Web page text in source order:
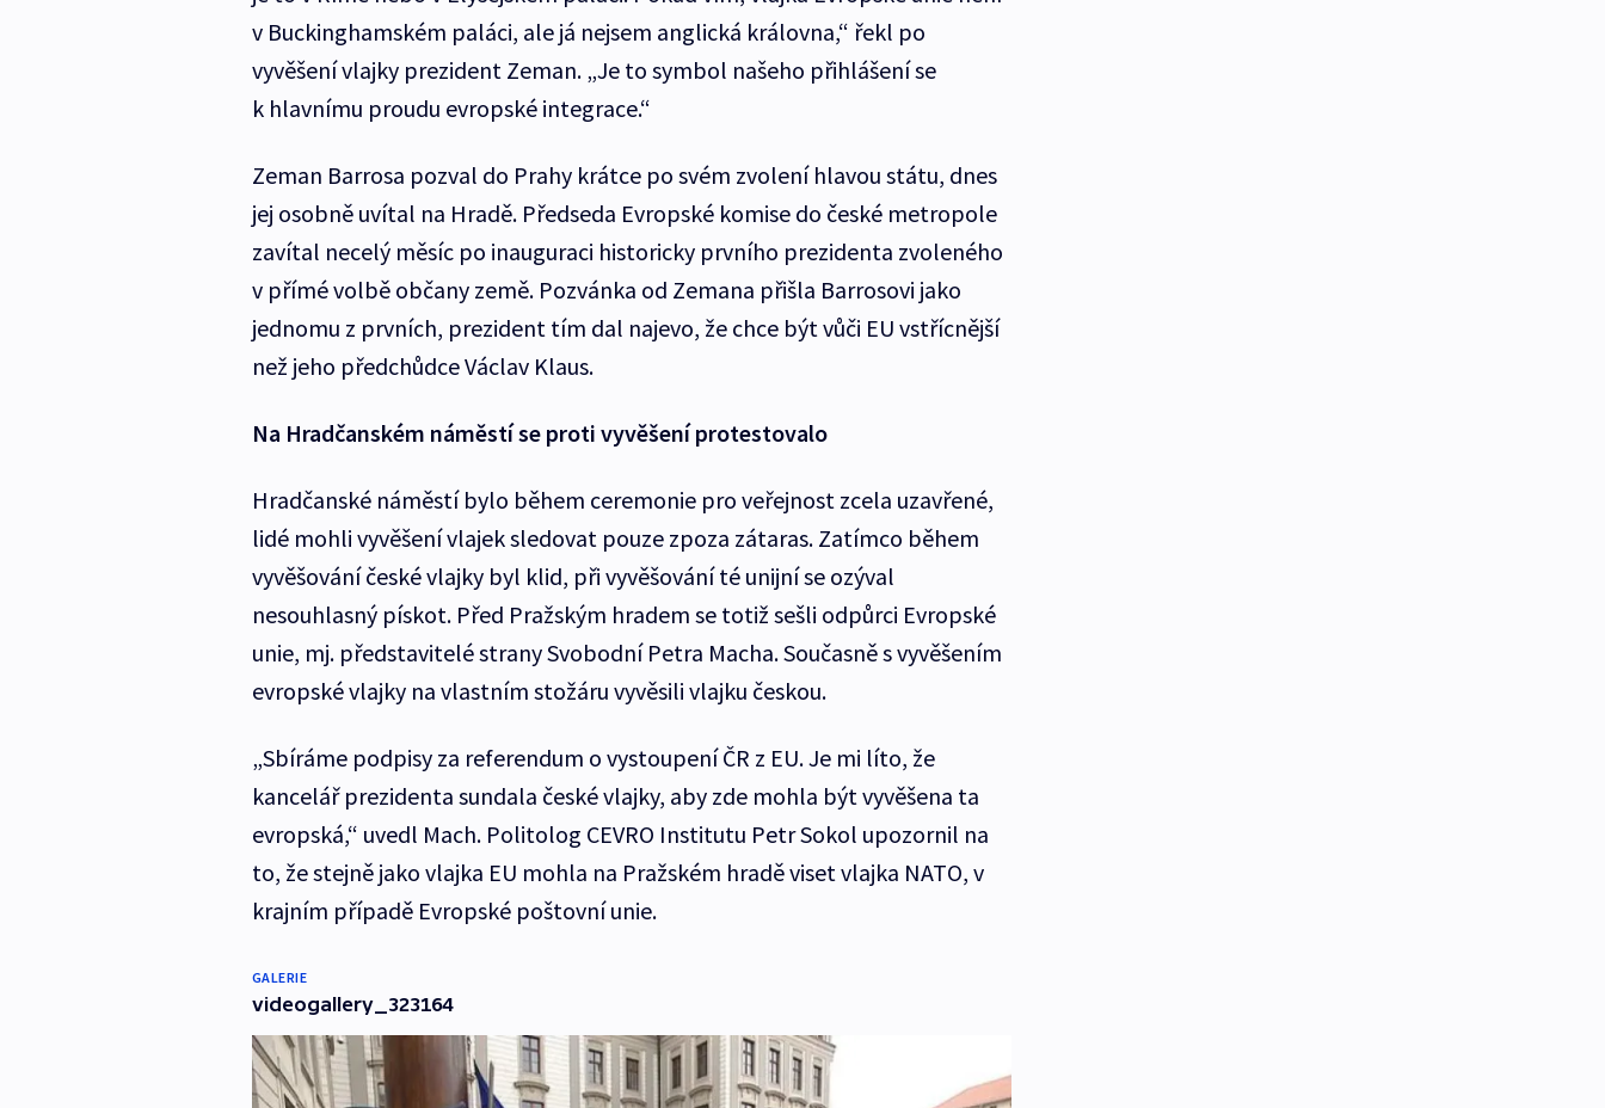
v Buckinghamském paláci, ale já nejsem anglická královna,“ řekl po
vyvěšení vlajky prezident Zeman. „Je to symbol našeho přihlášení se
k hlavnímu proudu evropské integrace.“
Zeman Barrosa pozval do Prahy krátce po svém zvolení hlavou státu, dnes
jej osobně uvítal na Hradě. Předseda Evropské komise do české metropole
zavítal necelý měsíc po inauguraci historicky prvního prezidenta zvoleného
v přímé volbě občany země. Pozvánka od Zemana přišla Barrosovi jako
jednomu z prvních, prezident tím dal najevo, že chce být vůči EU vstřícnější
než jeho předchůdce Václav Klaus.
Na Hradčanském náměstí se proti vyvěšení protestovalo
Hradčanské náměstí bylo během ceremonie pro veřejnost zcela uzavřené,
lidé mohli vyvěšení vlajek sledovat pouze zpoza zátaras. Zatímco během
vyvěšování české vlajky byl klid, při vyvěšování té unijní se ozýval
nesouhlasný pískot. Před Pražským hradem se totiž sešli odpůrci Evropské
unie, mj. představitelé strany Svobodní Petra Macha. Současně s vyvěšením
evropské vlajky na vlastním stožáru vyvěsili vlajku českou.
„Sbíráme podpisy za referendum o vystoupení ČR z EU. Je mi líto, že
kancelář prezidenta sundala české vlajky, aby zde mohla být vyvěšena ta
evropská,“ uvedl Mach. Politolog CEVRO Institutu Petr Sokol upozornil na
to, že stejně jako vlajka EU mohla na Pražském hradě viset vlajka NATO, v
krajním případě Evropské poštovní unie.
GALERIE
videogallery_323164